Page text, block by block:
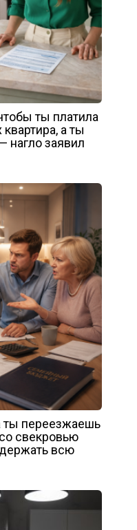
ты платила
а ты
нагло заявил
ты переезжаешь
свекровью
всю